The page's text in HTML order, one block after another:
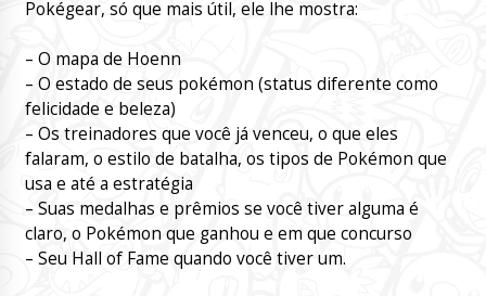
Pokégear, só que mais útil, ele lhe mostra:
– O mapa de Hoenn
– O estado de seus pokémon (status diferente como
felicidade e beleza)
– Os treinadores que você já venceu, o que eles
falaram, o estilo de batalha, os tipos de Pokémon que
usa e até a estratégia
– Suas medalhas e prêmios se você tiver alguma é
claro, o Pokémon que ganhou e em que concurso
– Seu Hall of Fame quando você tiver um.